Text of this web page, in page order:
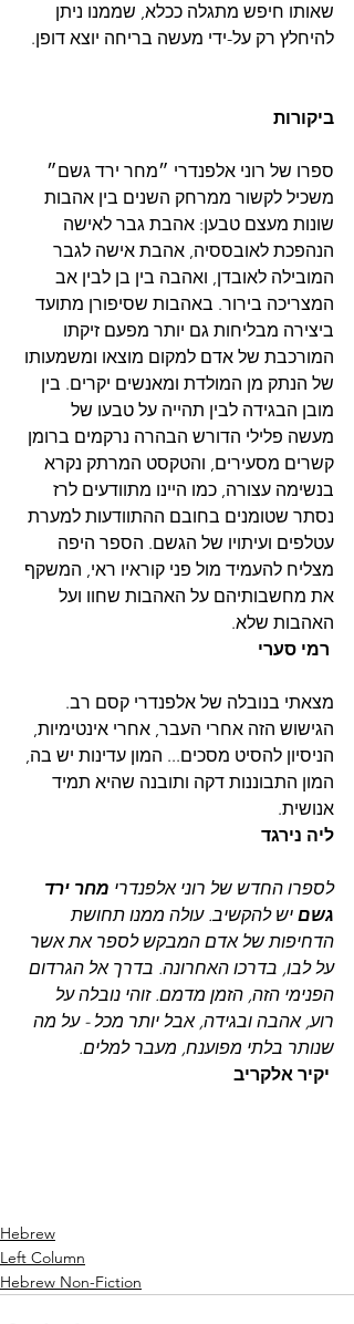
שאותו חיפש מתגלה ככלא, שממנו ניתן
להיחלץ רק על-ידי מעשה בריחה יוצא דופן.
ביקורות
ספרו של רוני אלפנדרי ״מחר ירד גשם״
משכיל לקשור ממרחק השנים בין אהבות
שונות מעצם טבען: אהבת גבר לאישה
הנהפכת לאובססיה, אהבת אישה לגבר
המובילה לאובדן, ואהבה בין בן לבין אב
המצריכה בירור. באהבות שסיפורן מתועד
ביצירה מבליחות גם יותר מפעם זיקתו
המורכבת של אדם למקום מוצאו ומשמעותו
של הנתק מן המולדת ומאנשים יקרים. בין
מובן הבגידה לבין תהייה על טבעו של
מעשה פלילי הדורש הבהרה נרקמים ברומן
קשרים מסעירים, והטקסט המרתק נקרא
בנשימה עצורה, כמו היינו מתוודעים לרז
נסתר שטומנים בחובם ההתוודעות למערת
עטלפים ועיתויו של הגשם. הספר היפה
מצליח להעמיד מול פני קוראיו ראי, המשקף
את מחשבותיהם על האהבות שחוו ועל
האהבות שלא.
רמי סערי
מצאתי בנובלה של אלפנדרי קסם רב.
הגישוש הזה אחרי העבר, אחרי אינטימיות,
הניסיון להסיט מסכים... המון עדינות יש בה,
המון התבוננות דקה ותובנה שהיא תמיד
אנושית.
ליה נירגד
לספרו החדש של רוני אלפנדרי מחר ירד
גשם יש להקשיב. עולה ממנו תחושת
הדחיפות של אדם המבקש לספר את אשר
על לבו, בדרכו האחרונה. בדרך אל הגרדום
הפנימי הזה, הזמן מדמם. זוהי נובלה על
רוע, אהבה ובגידה, אבל יותר מכל - על מה
שנותר בלתי מפוענח, מעבר למלים.
יקיר אלקריב
Hebrew
Left Column
Hebrew Non-Fiction